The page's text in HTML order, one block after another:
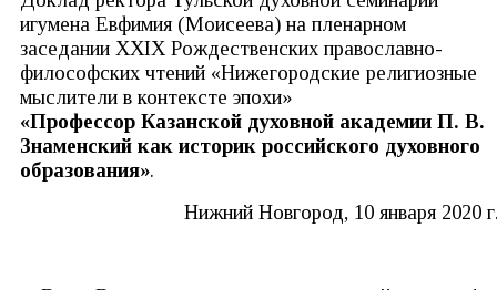
игумена Евфимия (Моисеева) на пленарном
заседании XXIX Рождественских православно-
философских чтений «Нижегородские религиозные
мыслители в контексте эпохи»
«Профессор Казанской духовной академии П. В.
Знаменский как историк российского духовного
образования».
Нижний Новгород, 10 января 2020